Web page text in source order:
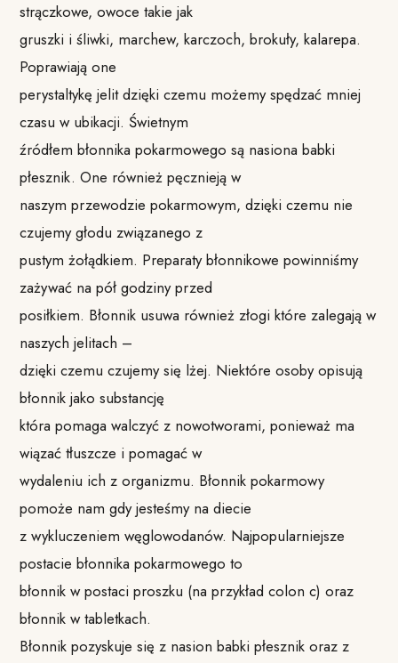
strączkowe, owoce takie jak
gruszki i śliwki, marchew, karczoch, brokuły, kalarepa.
Poprawiają one
perystaltykę jelit dzięki czemu możemy spędzać mniej
czasu w ubikacji. Świetnym
źródłem błonnika pokarmowego są nasiona babki
płesznik. One również pęcznieją w
naszym przewodzie pokarmowym, dzięki czemu nie
czujemy głodu związanego z
pustym żołądkiem. Preparaty błonnikowe powinniśmy
zażywać na pół godziny przed
posiłkiem. Błonnik usuwa również złogi które zalegają w
naszych jelitach –
dzięki czemu czujemy się lżej. Niektóre osoby opisują
błonnik jako substancję
która pomaga walczyć z nowotworami, ponieważ ma
wiązać tłuszcze i pomagać w
wydaleniu ich z organizmu. Błonnik pokarmowy
pomoże nam gdy jesteśmy na diecie
z wykluczeniem węglowodanów. Najpopularniejsze
postacie błonnika pokarmowego to
błonnik w postaci proszku (na przykład colon c) oraz
błonnik w tabletkach.
Błonnik pozyskuje się z nasion babki płesznik oraz z